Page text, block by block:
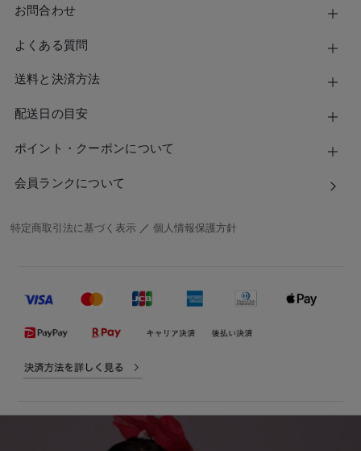
お問合わせ
よくある質問
送料と決済方法
配送日の目安
ポイント・クーポンについて
会員ランクについて
特定商取引法に基づく表示 ／個人情報保護方針